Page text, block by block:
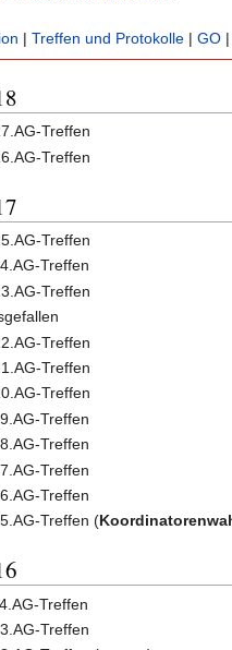
| Treffen und Protokolle | GO |
Treffen
Treffen
Treffen
Treffen
Treffen
Treffen
Treffen
Treffen
Treffen
Treffen
Treffen
Treffen
Treffen (
Treffen
Treffen